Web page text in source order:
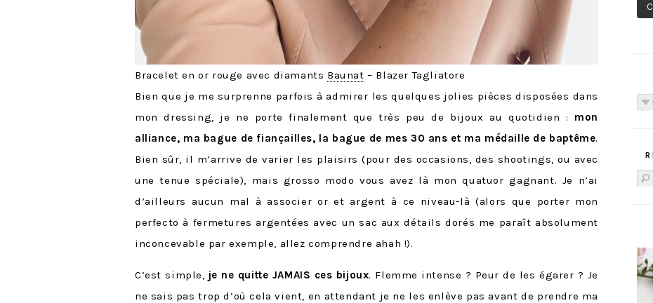
Bracelet en or rouge avec diamants Baunat – Blazer Tagliatore
Bien que je me surprenne parfois à admirer les quelques jolies pièces disposées dans
mon dressing, je ne porte finalement que très peu de bijoux au quotidien : mon
alliance, ma bague de fiançailles, la bague de mes 30 ans et ma médaille de baptême.
Bien sûr, il m’arrive de varier les plaisirs (pour des occasions, des shootings, ou avec
une tenue spéciale), mais grosso modo vous avez là mon quatuor gagnant. Je n’ai
d’ailleurs aucun mal à associer or et argent à ce niveau-là (alors que porter mon
perfecto à fermetures argentées avec un sac aux détails dorés me paraît absolument
inconcevable par exemple, allez comprendre ahah !).
C’est simple, je ne quitte JAMAIS ces bijoux. Flemme intense ? Peur de les égarer ? Je
ne sais pas trop d’où cela vient, en attendant je ne les enlève pas avant de prendre ma